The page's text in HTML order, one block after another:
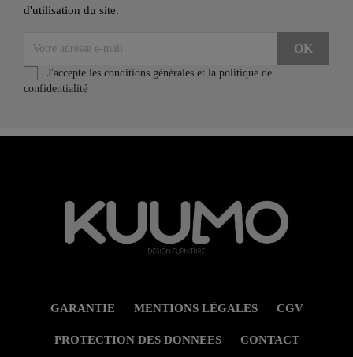
d'utilisation du site.
J'accepte les conditions générales et la politique de
confidentialité
GARANTIE MENTIONS LÉGALES CGV
PROTECTION DES DONNEES CONTACT